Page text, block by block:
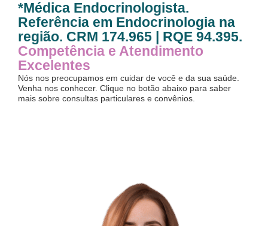
*Médica Endocrinologista.
Referência em Endocrinologia na
região. CRM 174.965 | RQE 94.395.
Competência e Atendimento
Excelentes
Nós nos preocupamos em cuidar de você e da sua saúde.
Venha nos conhecer. Clique no botão abaixo para saber
mais sobre consultas particulares e convênios.